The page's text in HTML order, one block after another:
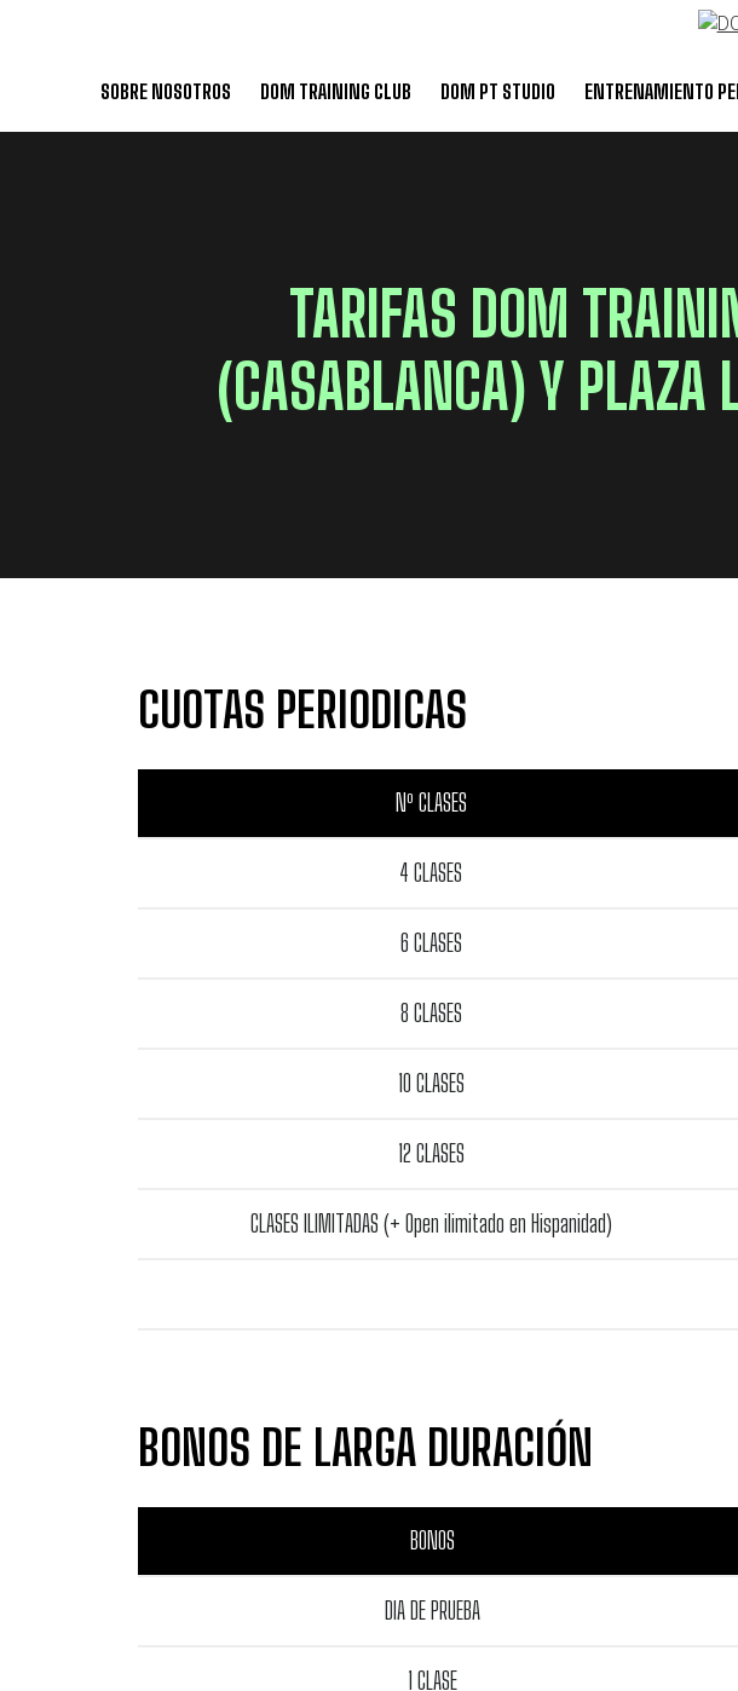
SOBRE NOSOTROS DOM TRAINING CLUB DOM PT STUDIO ENTRENAMIENTO
TARIFAS DOM
(CASABLANCA) Y PLAZA
CUOTAS PERIODICAS
Nº CLASES
4 CLASES
6 CLASES
8 CLASES
10 CLASES
12 CLASES
CLASES ILIMITADAS (+ Open ilimitado en Hispanidad)
BONOS DE LARGA DURACIÓN
BONOS
DIA DE PRUEBA
1 CLASE